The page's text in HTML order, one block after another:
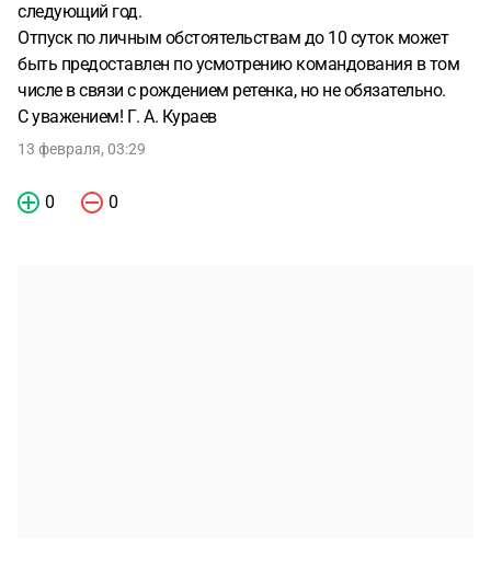
следующий год.
Отпуск по личным обстоятельствам до 10 суток может
быть предоставлен по усмотрению командования в том
числе в связи с рождением ретенка, но не обязательно.
С уважением! Г. А. Кураев
13 февраля, 03:29
0 0